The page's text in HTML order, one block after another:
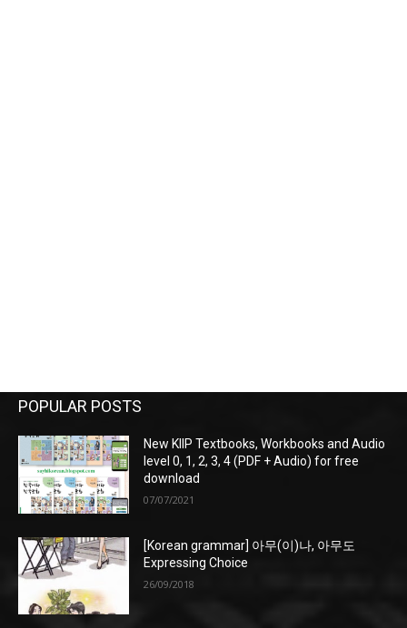
POPULAR POSTS
New KIIP Textbooks, Workbooks and Audio
level 0, 1, 2, 3, 4 (PDF + Audio) for free
download
07/07/2021
[Korean grammar] 아무(이)나, 아무도
Expressing Choice
26/09/2018